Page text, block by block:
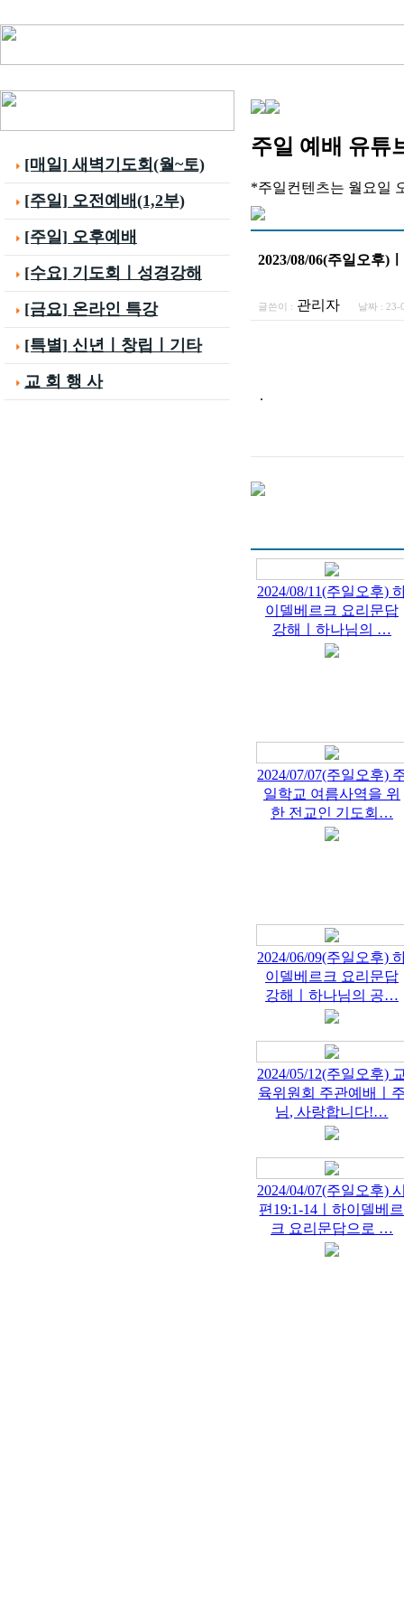
[매일] 새벽기도회(월~토)
[주일] 오전예배(1,2부)
[주일] 오후예배
[수요] 기도회ㅣ성경강해
[금요] 온라인 특강
[특별] 신년ㅣ창립ㅣ기타
교 회 행 사
주일 예배 유튜
*주일컨텐츠는 월요일
2023/08/06(주일오후)
글쓴이 : 관리자 날짜 :
.
2024/08/11(주일오후)
이델베르크 요리문답
강해ㅣ하나님의 …
2024/07/07(주일오후)
일학교 여름사역을 위
한 전교인 기도회…
2024/06/09(주일오후)
이델베르크 요리문답
강해ㅣ하나님의 공…
2024/05/12(주일오후)
육위원회 주관예배ㅣ
님, 사랑합니다!…
2024/04/07(주일오후)
편19:1-14ㅣ하이델베르
크 요리문답으로 …